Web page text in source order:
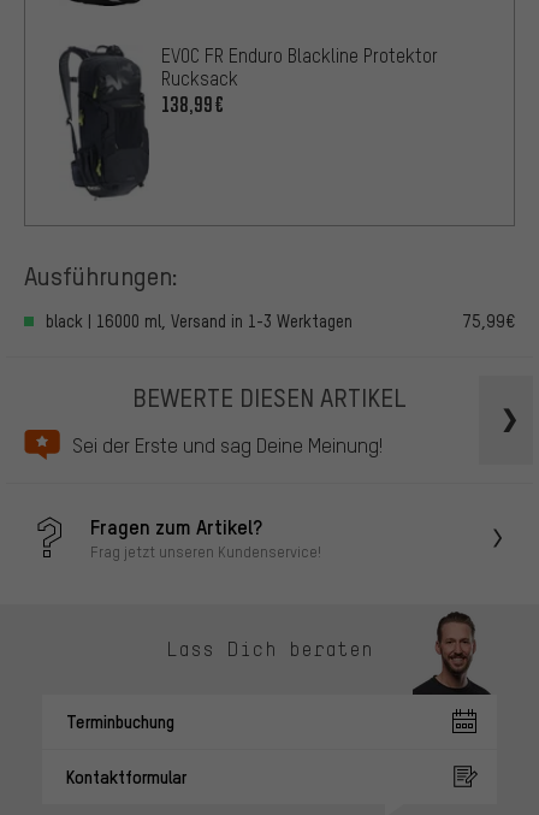
EVOC FR Enduro Blackline Protektor
Rucksack
138,99€
Ausführungen:
black | 16000 ml, Versand in 1-3 Werktagen 75,99€
BEWERTE DIESEN ARTIKEL
Sei der Erste und sag Deine Meinung!
Fragen zum Artikel?
Frag jetzt unseren Kundenservice!
Lass Dich beraten
Terminbuchung
Kontaktformular